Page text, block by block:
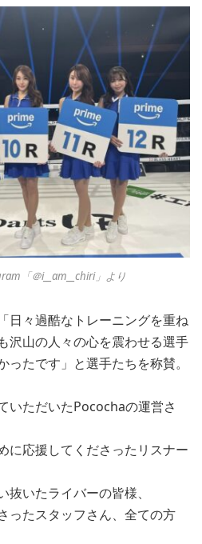
「＠i__am__chiri」より
日々過酷なトレーニングを重ね
沢山の人々の心を震わせる選手
たです」と選手たちを称賛。
いただいたPocochaの運営さ
に応援してくださったリスナー
いたライバーの皆様、
ったスタッフさん、全ての方